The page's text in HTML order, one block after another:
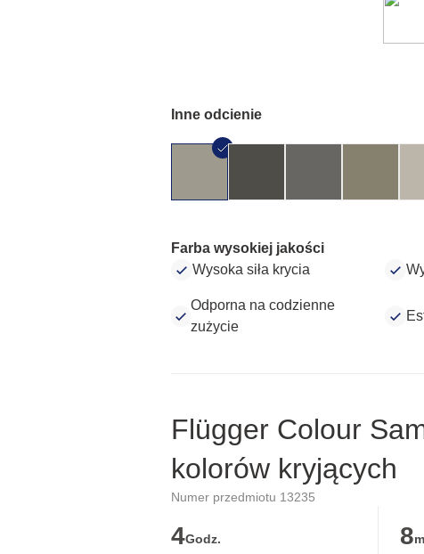
Inne odcienie
Farba wysokiej jakości
Wysoka siła krycia
Odporna na codzienne
zużycie
Flügger Colour
kolorów kryjących
Numer przedmiotu 13235
4Godz.
8